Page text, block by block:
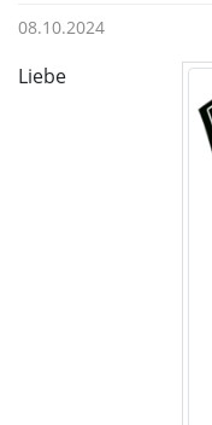
08.10.2024
Liebe